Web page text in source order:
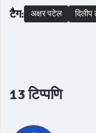
टैग: अक्षर पटेल दिलीप
13 टिप्पणि